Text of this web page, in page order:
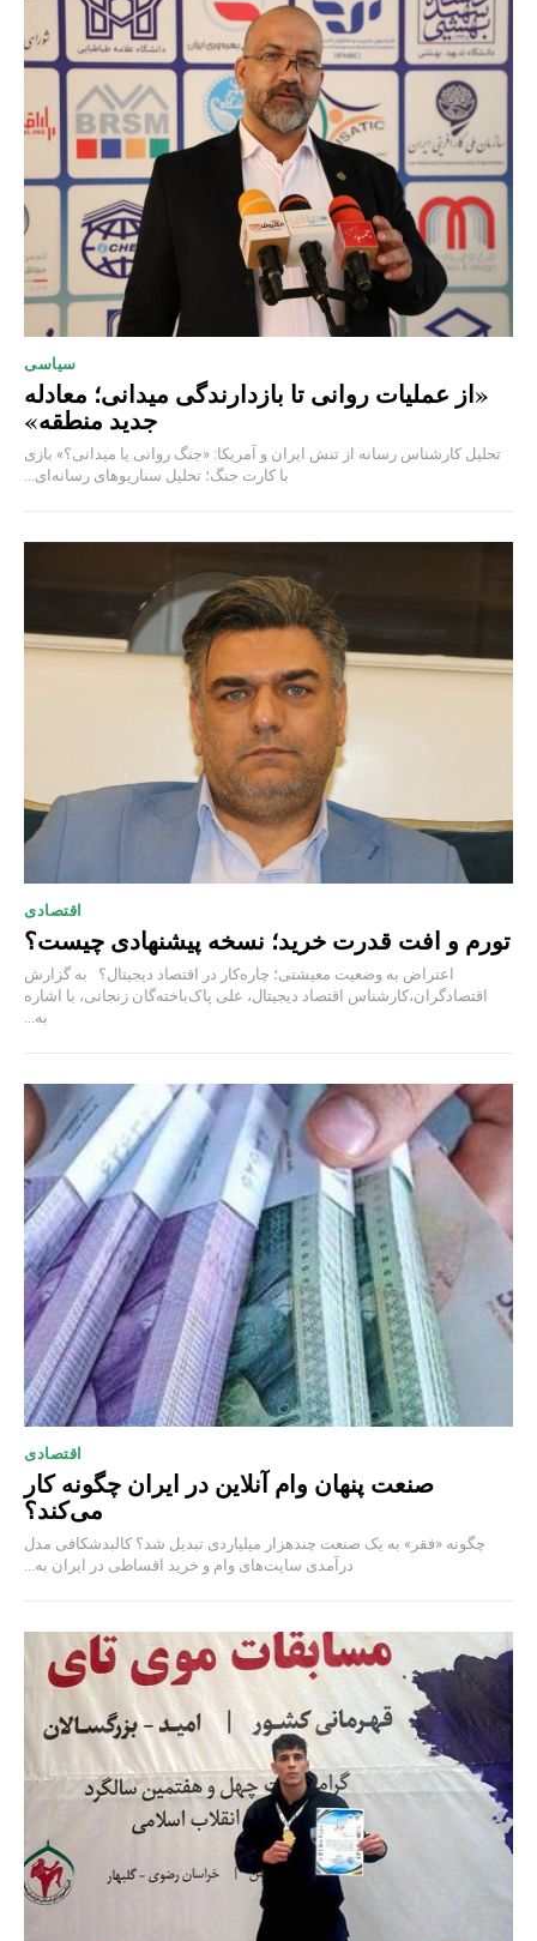
سیاسی
«از عملیات روانی تا بازدارندگی میدانی؛ معادله
جدید منطقه»
تحلیل کارشناس رسانه از تنش ایران و آمریکا: «جنگ روانی یا میدانی؟» بازی
با کارت جنگ؛ تحلیل سناریوهای رسانه‌ای...
اقتصادی
تورم و افت قدرت خرید؛ نسخه پیشنهادی چیست؟
اعتراض به وضعیت معیشتی؛ چاره‌کار در اقتصاد دیجیتال؟ به گزارش
اقتصادگران،کارشناس اقتصاد دیجیتال، علی پاک‌باخته‌گان زنجانی، با اشاره
به...
اقتصادی
صنعت پنهان وام آنلاین در ایران چگونه کار
می‌کند؟
چگونه «فقر» به یک صنعت چند‌هزار میلیاردی تبدیل شد؟ کالبدشکافی مدل
درآمدی سایت‌های وام و خرید اقساطی در ایران به...